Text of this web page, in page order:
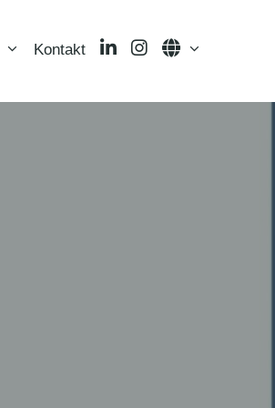
Kontakt LinkedInInstagramLanguage